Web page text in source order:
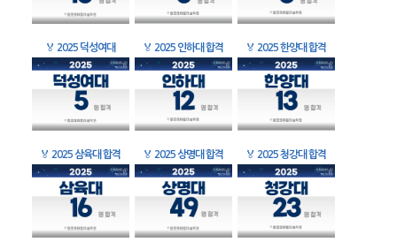
🏅 2025 덕성여대 🏅 2025 인하대 합격 🏅 2025 한양대 합격
🏅 2025 삼육대 합격 🏅 2025 상명대 합격 🏅 2025 청강대 합격